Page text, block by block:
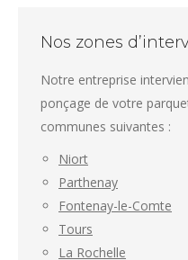
Nos zones
Notre entreprise
ponçage de votre
communes suivantes :
Niort
Parthenay
Fontenay-le-Comte
Tours
La Rochelle